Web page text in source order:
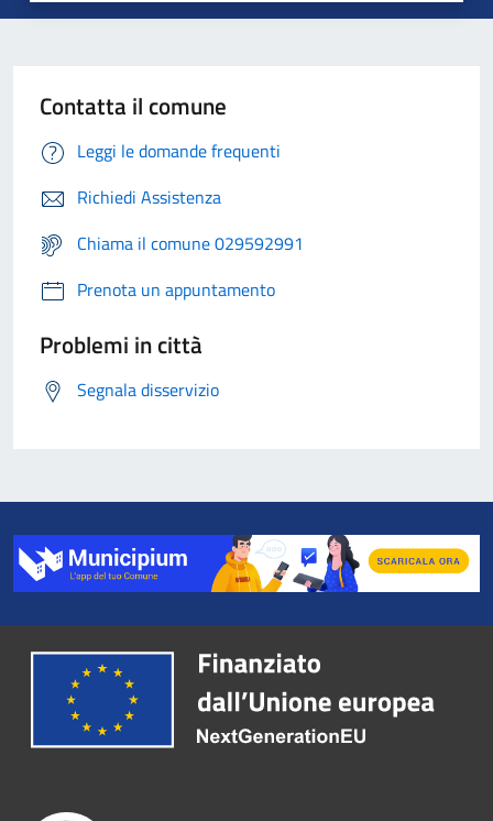
Contatta il comune
Leggi le domande frequenti
Richiedi Assistenza
Chiama il comune 029592991
Prenota un appuntamento
Problemi in città
Segnala disservizio